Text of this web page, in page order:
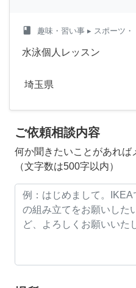
class 趣味・習い事 ▸ スポーツ・
水泳個人レッスン
埼玉県
ご依頼相談内容
何か聞きたいことがあれば
（文字数は500字以内）